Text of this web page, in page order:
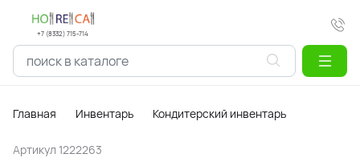
+7 (8332) 715-714
Главная Инвентарь Кондитерский инвентарь
Артикул 1222263